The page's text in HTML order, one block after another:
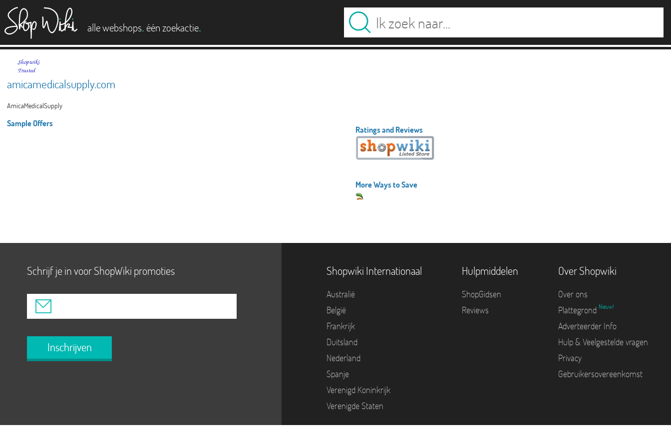
alle webshops. één zoekactie.
amicamedicalsupply.com
AmicaMedicalSupply
Sample Offers
Ratings and Reviews
More Ways to Save
Schrijf je in voor ShopWiki promoties
Inschrijven
Shopwiki Internationaal
Australië
België
Frankrijk
Duitsland
Nederland
Spanje
Verenigd Koninkrijk
Verenigde Staten
Hulpmiddelen
ShopGidsen
Reviews
Over Shopwiki
Over ons
Plattegrond Nieuw!
Adverteerder Info
Hulp & Veelgestelde vragen
Privacy
Gebruikersovereenkomst